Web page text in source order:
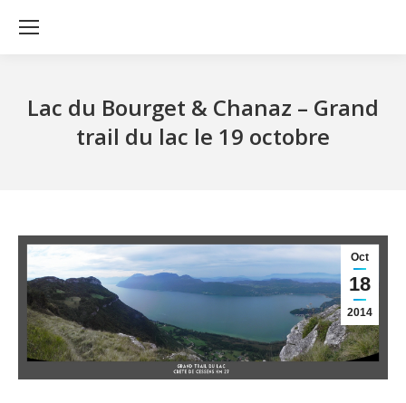
Lac du Bourget & Chanaz – Grand
trail du lac le 19 octobre
Oct
18
2014